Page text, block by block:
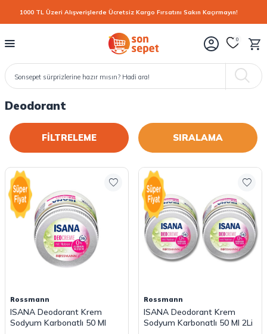
1000 TL Üzeri Alışverişlerde Ücretsiz Kargo Fırsatını Sakın Kaçırmayın!
0
Deodorant
FİLTRELEME
Rossmann
ISANA Deodorant Krem
Sodyum Karbonatlı 50 Ml
Rossmann
ISANA Deodorant Krem
Sodyum Karbonatlı 50 Ml 2Li